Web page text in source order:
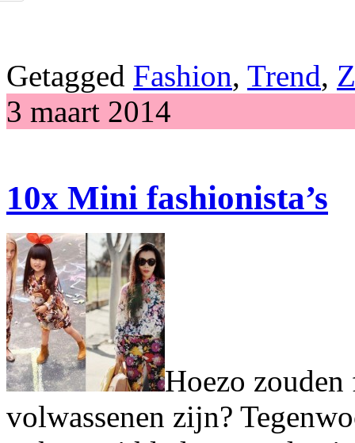
Getagged Fashion, Trend,
3 maart 2014
10x Mini fashionista’s
Hoezo
volwassenen zijn?